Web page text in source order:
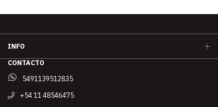
INFO
CONTACTO
5491139512835
+54 11 48546475